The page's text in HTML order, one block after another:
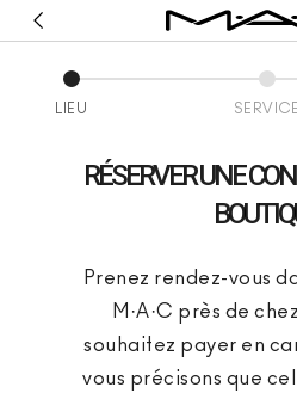
LIEU SERVICE
RÉSERVER UNE
Prenez rendez-vous
M·A·C près de
souhaitez payer en
vous précisons que